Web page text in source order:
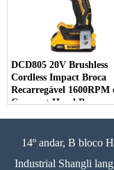
DCD805 20V Brushless
Cordless Impact Broca
Recarregável 1600RPM
Compact Hand Broca
14º andar, B bloco
Industrial Shangli